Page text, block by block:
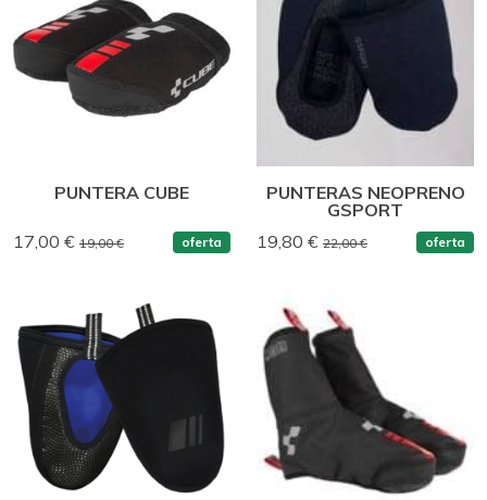
PUNTERA CUBE
17,00 € 19,00 € oferta
PUNTERAS NEOPRENO
GSPORT
19,80 € 22,00 € oferta